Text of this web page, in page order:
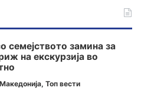
семејството замина за
на екскурзија во
Македонија, Топ вести